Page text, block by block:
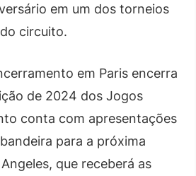
em um dos torneios
circuito.
em Paris encerra
de 2024 dos Jogos
conta com apresentações
para a próxima
que receberá as